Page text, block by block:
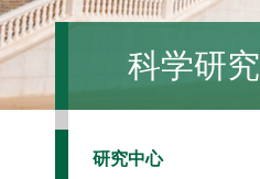
科学研究
研究中心